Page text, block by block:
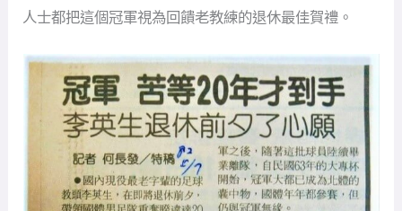
人士都把這個冠軍視為回饋老教練的退休最佳賀禮。